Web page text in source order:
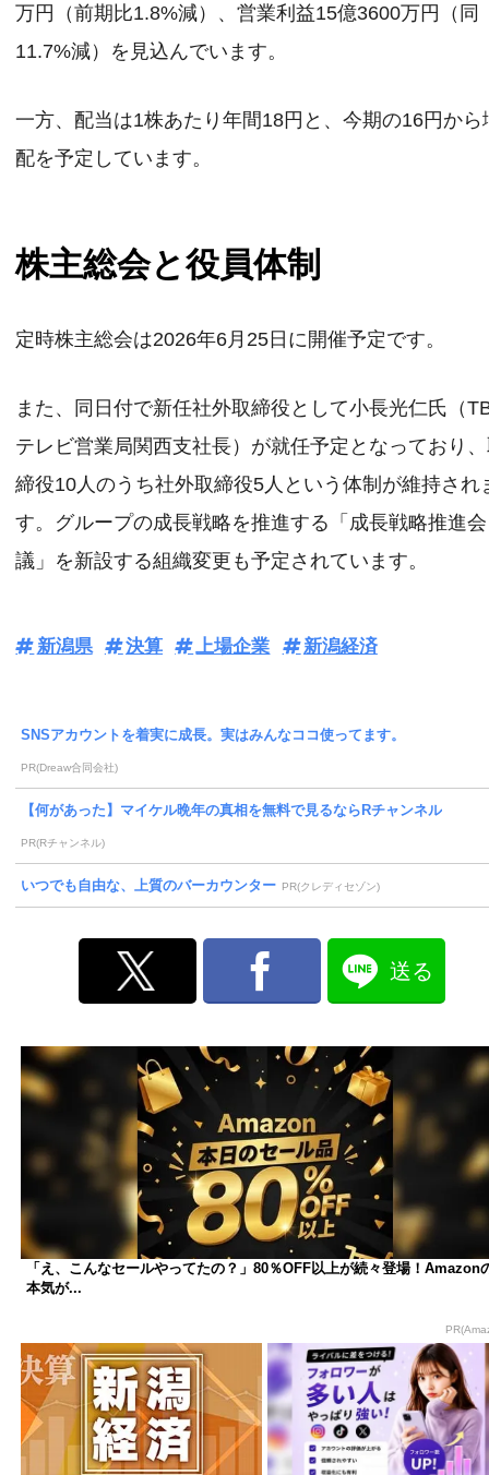
万円（前期比1.8%減）、営業利益15億3600万円（同
11.7%減）を見込んでいます。
一方、配当は1株あたり年間18円と、今期の16円から
配を予定しています。
株主総会と役員体制
定時株主総会は2026年6月25日に開催予定です。
また、同日付で新任社外取締役として小長光仁氏（
テレビ営業局関西支社長）が就任予定となっており
締役10人のうち社外取締役5人という体制が維持され
す。グループの成長戦略を推進する「成長戦略推進会
議」を新設する組織変更も予定されています。
新潟県 決算 上場企業 新潟経済
SNSアカウントを着実に成長。実はみんなココ使ってます。
PR(Dreaw合同会社)
【何があった】マイケル晩年の真相を無料で見るならRチャンネル
PR(Rチャンネル)
いつでも自由な、上質のバーカウンター PR(クレディセゾン)
送る
「え、こんなセールやってたの？」80％OFF以上が続々登場！Amazon
本気が...